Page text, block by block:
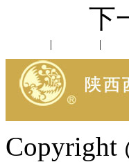
下一
| |
Copyright